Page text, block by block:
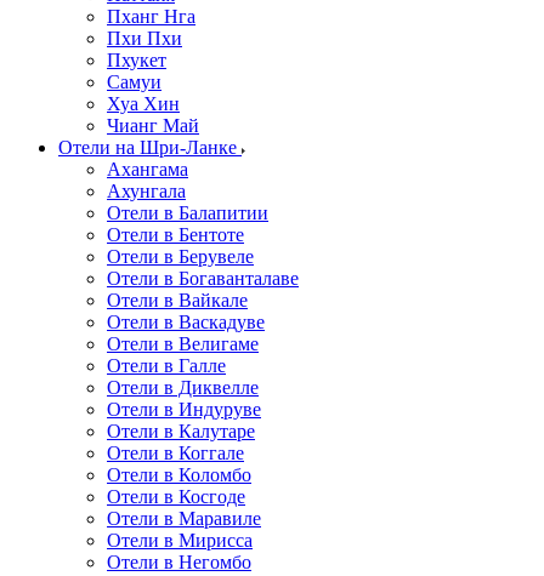
Пханг Нга
Пхи Пхи
Пхукет
Самуи
Хуа Хин
Чианг Май
Отели на Шри-Ланке
Ахангама
Ахунгала
Отели в Балапитии
Отели в Бентоте
Отели в Берувеле
Отели в Богаванталаве
Отели в Вайкале
Отели в Васкадуве
Отели в Велигаме
Отели в Галле
Отели в Диквелле
Отели в Индуруве
Отели в Калутаре
Отели в Коггале
Отели в Коломбо
Отели в Косгоде
Отели в Маравиле
Отели в Мирисса
Отели в Негомбо